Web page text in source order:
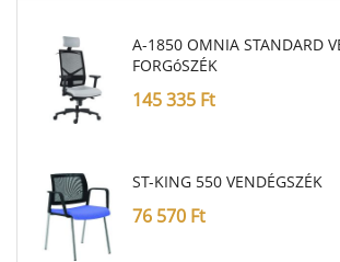
A-1850 OMNIA STANDARD
FORGóSZÉK
145 335 Ft
ST-KING 550 VENDÉGSZÉK
76 570 Ft